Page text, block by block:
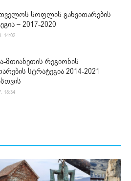
სოფლის განვითარების
– 2017-2020
14:02
მთიანეთის რეგიონის
სტრატეგია 2014-2021
18:34